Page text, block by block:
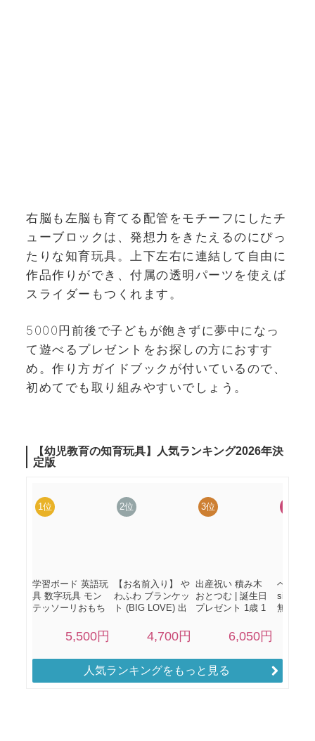
右脳も左脳も育てる配管をモチーフにしたチ
ューブロックは、発想力をきたえるのにぴっ
たりな知育玩具。上下左右に連結して自由に
作品作りができ、付属の透明パーツを使えば
スライダーもつくれます。
5000円前後で子どもが飽きずに夢中になっ
て遊べるプレゼントをお探しの方におすす
め。作り方ガイドブックが付いているので、
初めてでも取り組みやすいでしょう。
人気ランキングをもっと見る